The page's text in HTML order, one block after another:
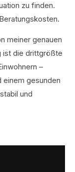
zu finden.
meiner genauen
ist die drittgrößte
–
einem gesunden
und